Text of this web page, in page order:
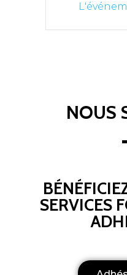
NOUS
SERVICES